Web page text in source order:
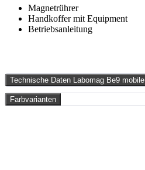
Magnetrührer
Handkoffer mit Equipment
Betriebsanleitung
Technische Daten Labomag Be9 mobile
Farbvarianten